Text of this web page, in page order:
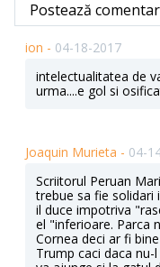
Postează
ion - 04-18-2017
intelectualitatea de
urma....e gol si
Joaquin Murieta - 04-
Scriitorul Peruan
trebue sa fie solidari
il duce impotriva
el "inferioare. Parca
Cornea deci ar fi
Trump caci daca